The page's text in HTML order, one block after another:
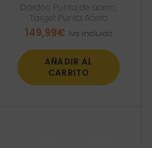
Dardos Punta de acero
Target Punta Acero
149,99€ Iva incluido
AÑADIR AL
CARRITO